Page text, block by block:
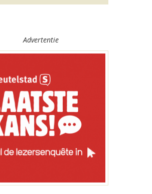
Advertentie